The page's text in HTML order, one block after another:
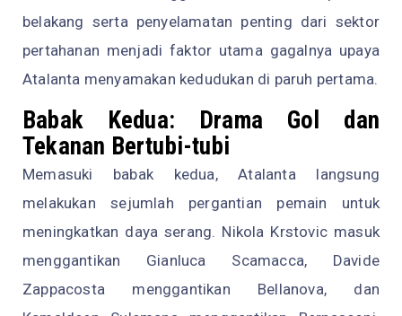
belakang serta penyelamatan penting dari sektor
pertahanan menjadi faktor utama gagalnya upaya
Atalanta menyamakan kedudukan di paruh pertama.
Babak Kedua: Drama Gol dan
Tekanan Bertubi-tubi
Memasuki babak kedua, Atalanta langsung
melakukan sejumlah pergantian pemain untuk
meningkatkan daya serang. Nikola Krstovic masuk
menggantikan Gianluca Scamacca, Davide
Zappacosta menggantikan Bellanova, dan